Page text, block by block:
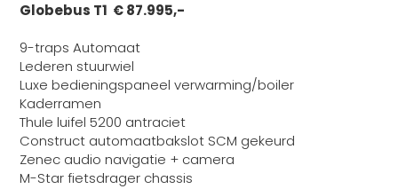
Globebus T1 € 87.995,-
9-traps Automaat
Lederen stuurwiel
Luxe bedieningspaneel verwarming/boiler
Kaderramen
Thule luifel 5200 antraciet
Construct automaatbakslot SCM gekeurd
Zenec audio navigatie + camera
M-Star fietsdrager chassis